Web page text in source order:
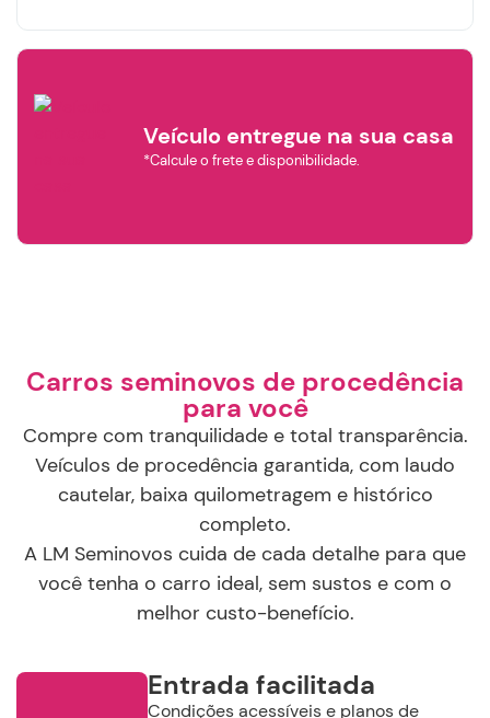
FIAT
GWM
NISSAN
TOYOTA VOLKSWAGEN
Veículo entregue na sua casa
*Calcule o frete e disponibilidade.
Carros seminovos de procedência
para você
Compre com tranquilidade e total transparência.
Veículos de procedência garantida, com laudo
cautelar, baixa quilometragem e histórico
completo.
A LM Seminovos cuida de cada detalhe para que
você tenha o carro ideal, sem sustos e com o
melhor custo-benefício.
Entrada facilitada
Condições acessíveis e planos de